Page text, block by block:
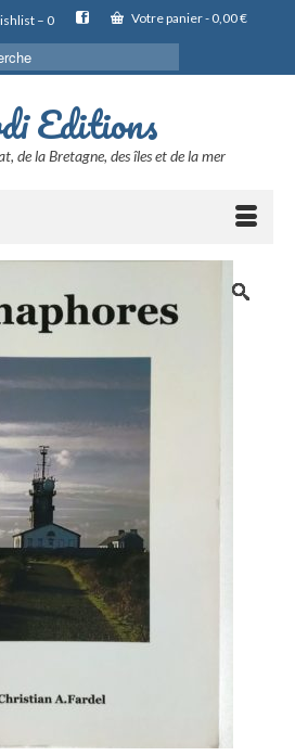
– 0 Votre panier- 0,00€
:
Editions
de la Bretagne, des îles et de la mer